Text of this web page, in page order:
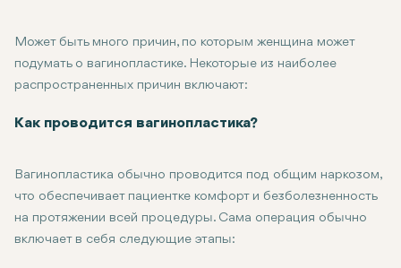
Может быть много причин, по которым женщина может
подумать о вагинопластике. Некоторые из наиболее
распространенных причин включают:
Дряблость влагалища обычно развивается у женщин после
Как проводится вагинопластика?
Вагинопластика обычно проводится под общим наркозом,
что обеспечивает пациентке комфорт и безболезненность
на протяжении всей процедуры. Сама операция обычно
включает в себя следующие этапы: